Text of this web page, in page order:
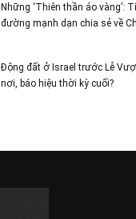
Những ‘Thiên thần áo vàng’:
đường mạnh dạn chia sẻ về
Động đất ở Israel trước Lễ
nơi, báo hiệu thời kỳ cuối?